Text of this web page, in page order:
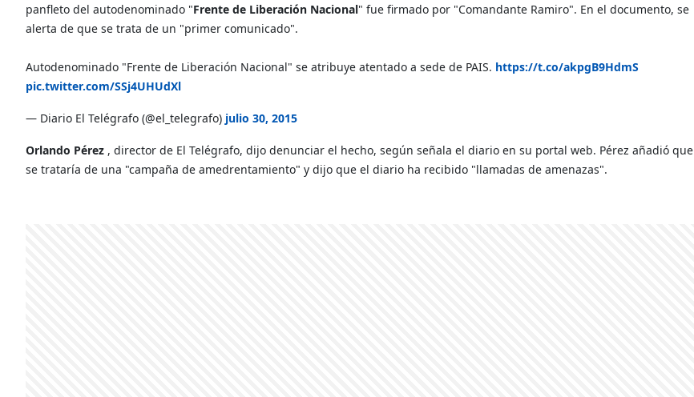
panfleto del autodenominado "Frente de Liberación Nacional" fue firmado por "Comandante Ramiro". En el documento, se
alerta de que se trata de un "primer comunicado".
Autodenominado "Frente de Liberación Nacional" se atribuye atentado a sede de PAIS. https://t.co/akpgB9HdmS
pic.twitter.com/SSj4UHUdXl
— Diario El Telégrafo (@el_telegrafo) julio 30, 2015
Orlando Pérez , director de El Telégrafo, dijo denunciar el hecho, según señala el diario en su portal web. Pérez añadió que
se trataría de una "campaña de amedrentamiento" y dijo que el diario ha recibido "llamadas de amenazas".